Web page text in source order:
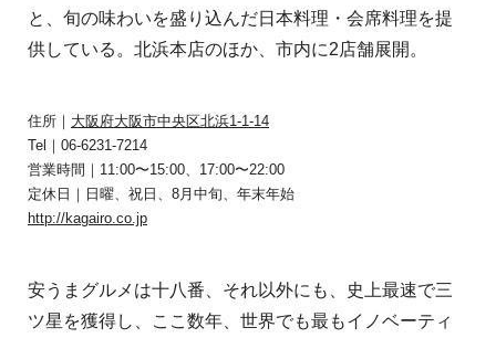
と、旬の味わいを盛り込んだ日本料理・会席料理を提
供している。北浜本店のほか、市内に2店舗展開。
住所｜ 大阪府大阪市中央区北浜1-1-14
Tel｜06-6231-7214
営業時間｜11:00〜15:00、17:00〜22:00
定休日｜日曜、祝日、8月中旬、年末年始
http://kagairo.co.jp
安うまグルメは十八番、それ以外にも、史上最速で三
ツ星を獲得し、ここ数年、世界でも最もイノベーティ